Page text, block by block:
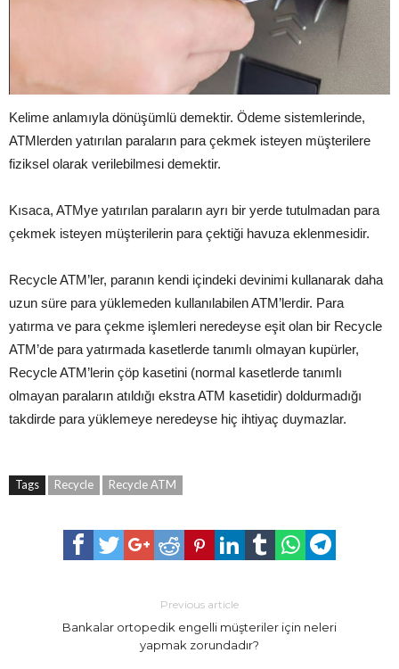
Kelime anlamıyla dönüşümlü demektir. Ödeme sistemlerinde,
ATMlerden yatırılan paraların para çekmek isteyen müşterilere
fiziksel olarak verilebilmesi demektir.
Kısaca, ATMye yatırılan paraların ayrı bir yerde tutulmadan para
çekmek isteyen müşterilerin para çektiği havuza eklenmesidir.
Recycle ATM’ler, paranın kendi içindeki devinimi kullanarak daha
uzun süre para yüklemeden kullanılabilen ATM’lerdir. Para
yatırma ve para çekme işlemleri neredeyse eşit olan bir Recycle
ATM’de para yatırmada kasetlerde tanımlı olmayan kupürler,
Recycle ATM’lerin çöp kasetini (normal kasetlerde tanımlı
olmayan paraların atıldığı ekstra ATM kasetidir) doldurmadığı
takdirde para yüklemeye neredeyse hiç ihtiyaç duymazlar.
Tags Recycle Recycle ATM
Previous article
Bankalar ortopedik engelli müşteriler için neleri
yapmak zorundadır?